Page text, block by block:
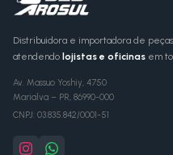
Distribuidora e importadora de
atendendo lojistas e oficinas em
Av. Massuo Yoshiy, 4750
Marialva – PR, 86990-000
CNPJ: 03.835.842/0001-51